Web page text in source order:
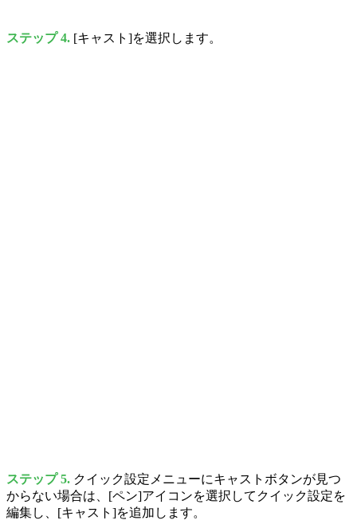
ステップ 4. [キャスト]を選択します。
ステップ 5. クイック設定メニューにキャストボタンが見つ
からない場合は、[ペン]アイコンを選択してクイック設定を
編集し、[キャスト]を追加します。